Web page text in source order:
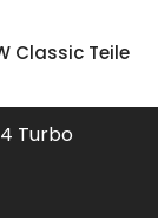
Classic Teile
Turbo